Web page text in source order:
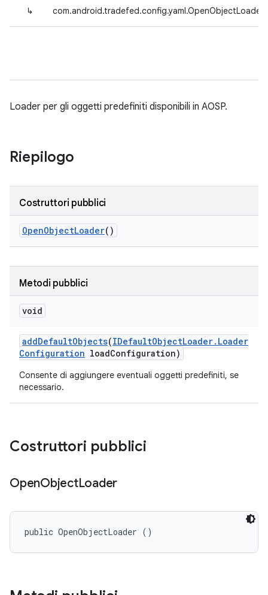
↳ com.android.tradefed.config.yaml.OpenObjectLoader
Loader per gli oggetti predefiniti disponibili in AOSP.
Riepilogo
Costruttori pubblici
OpenObjectLoader()
Metodi pubblici
void
addDefaultObjects(IDefaultObjectLoader. Loader
Configuration loadConfiguration)
Consente di aggiungere eventuali oggetti predefiniti, se
necessario.
Costruttori pubblici
OpenObjectLoader
public OpenObjectLoader ()